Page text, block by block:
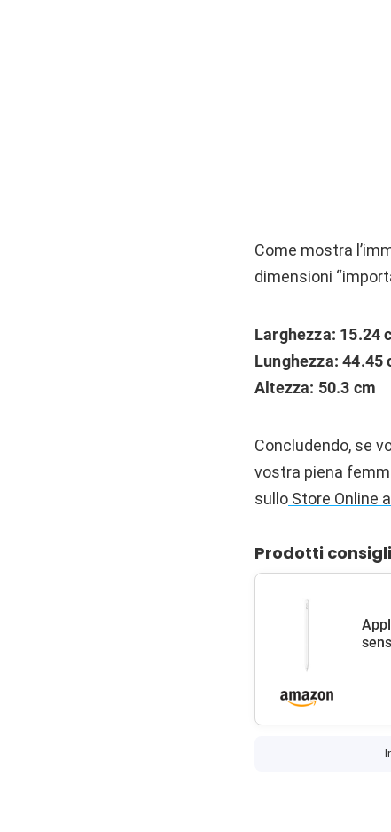
Come mostra
dimensioni
Larghezza: 15.24
Lunghezza: 44.45
Altezza: 50.3 cm
Concludendo, se
vostra piena
sullo Store Online
Prodotti